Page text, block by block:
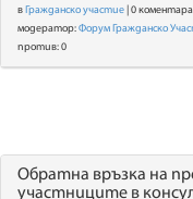
в Гражданско участие | 0
модератор:Форум Гражданско
против: 0
Обратна връзка на
участниците в